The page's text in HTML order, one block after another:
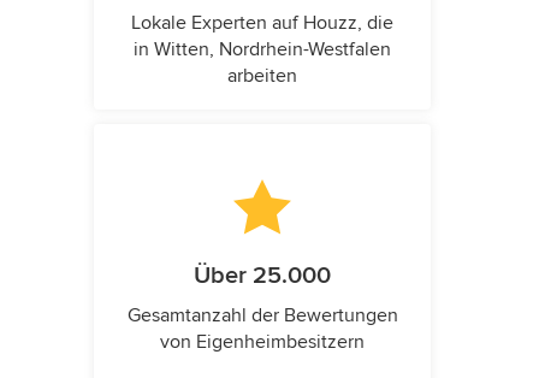
Lokale Experten auf Houzz, die
in Witten, Nordrhein-Westfalen
arbeiten
Über 25.000
Gesamtanzahl der Bewertungen
von Eigenheimbesitzern